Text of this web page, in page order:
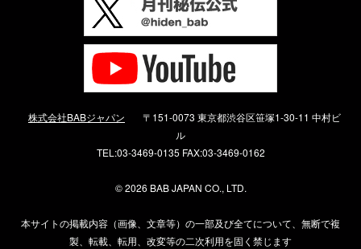
株式会社BABジャパン
〒151-0073 東京都渋谷区笹塚1-30-11 中村ビ
ル
TEL:03-3469-0135 FAX:03-3469-0162
©2026 BAB JAPAN CO., LTD.
本サイトの掲載内容（画像、文章等）の一部及び全てについて、無断で複
製、転載、転用、改変等の二次利用を固く禁じます